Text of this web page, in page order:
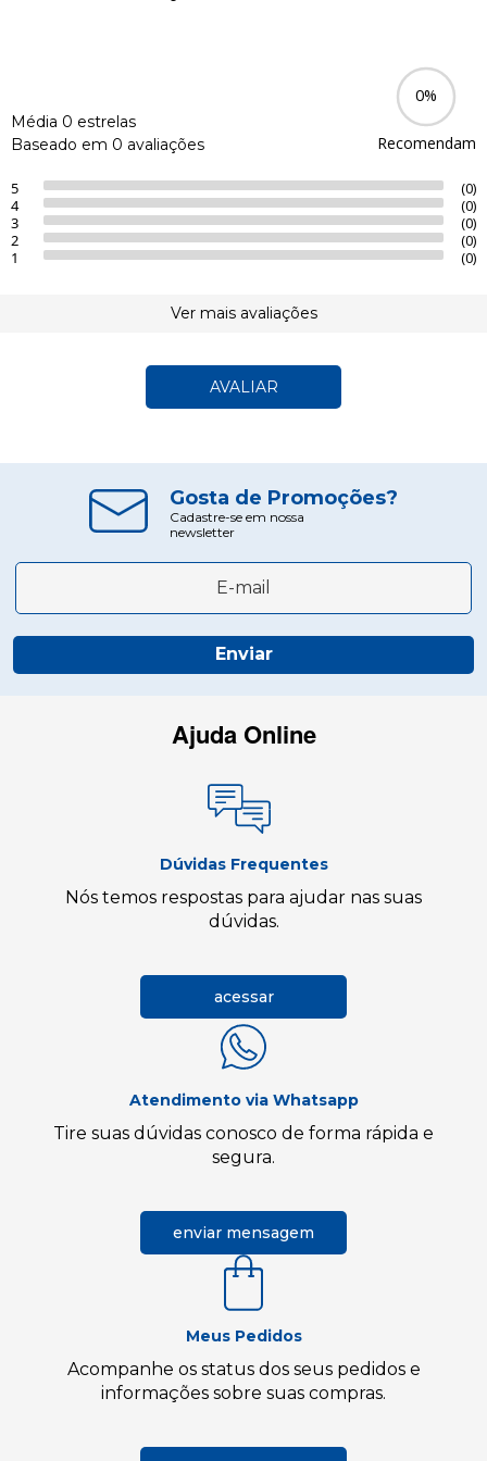
Média 0 estrelas
Baseado em 0 avaliações
0%
Recomendam
5
(0)
4
(0)
3
(0)
2
(0)
1
(0)
Ver mais avaliações
AVALIAR
Gosta de Promoções?
Cadastre-se em nossa
newsletter
Enviar
Ajuda Online
Dúvidas Frequentes
Nós temos respostas para ajudar nas suas
dúvidas.
acessar
Atendimento via Whatsapp
Tire suas dúvidas conosco de forma rápida e
segura.
enviar mensagem
Meus Pedidos
Acompanhe os status dos seus pedidos e
informações sobre suas compras.